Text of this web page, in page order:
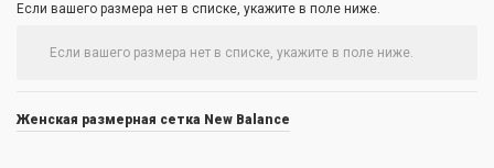
Если вашего размера нет в списке, укажите в поле ниже.
Женская размерная сетка New Balance